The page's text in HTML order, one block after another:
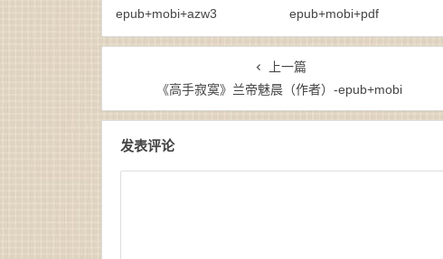
epub+mobi+azw3
epub+mobi+pdf
上一篇
《高手寂寞》兰帝魅晨（作者）-epub+mobi
发表评论